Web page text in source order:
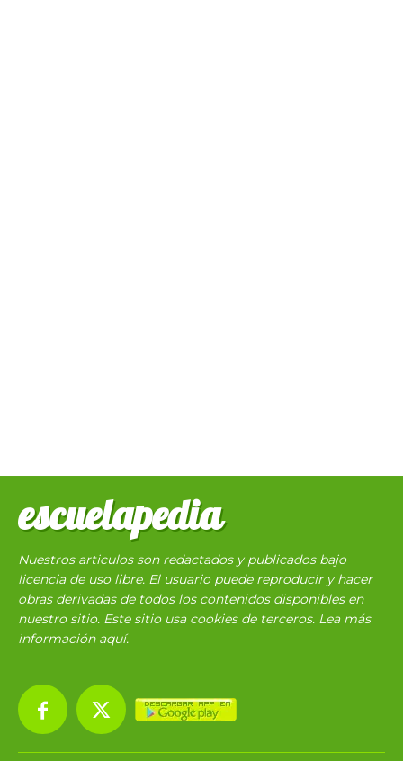
escuelapedia
Nuestros articulos son redactados y publicados bajo
licencia de uso libre. El usuario puede reproducir y hacer
obras derivadas de todos los contenidos disponibles en
nuestro sitio. Este sitio usa cookies de terceros. Lea más
información aquí.